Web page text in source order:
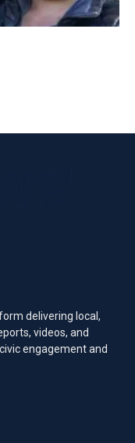
delivering local,
videos, and
engagement and